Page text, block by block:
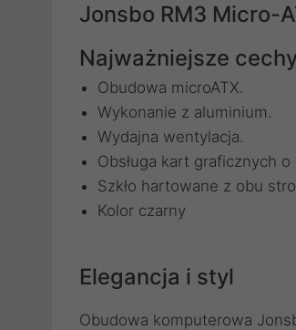
Jonsbo RM3 Micro-
Najważniejsze
Obudowa microATX.
Wykonanie z aluminium.
Wydajna wentylacja.
Obsługa kart graficznych
Szkło hartowane z obu
Kolor czarny
Elegancja i styl
Obudowa komputerowa